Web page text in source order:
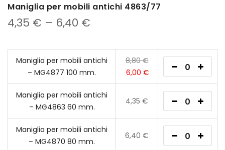
Maniglia per mobili antichi 4863/77
4,35 € – 6,40 €
Maniglia per mobili antichi
– MG4877 100 mm.
8,80€
6,00 €
Maniglia per mobili antichi
– MG4863 60 mm.
4,35 €
Maniglia per mobili antichi
– MG4870 80 mm.
6,40 €